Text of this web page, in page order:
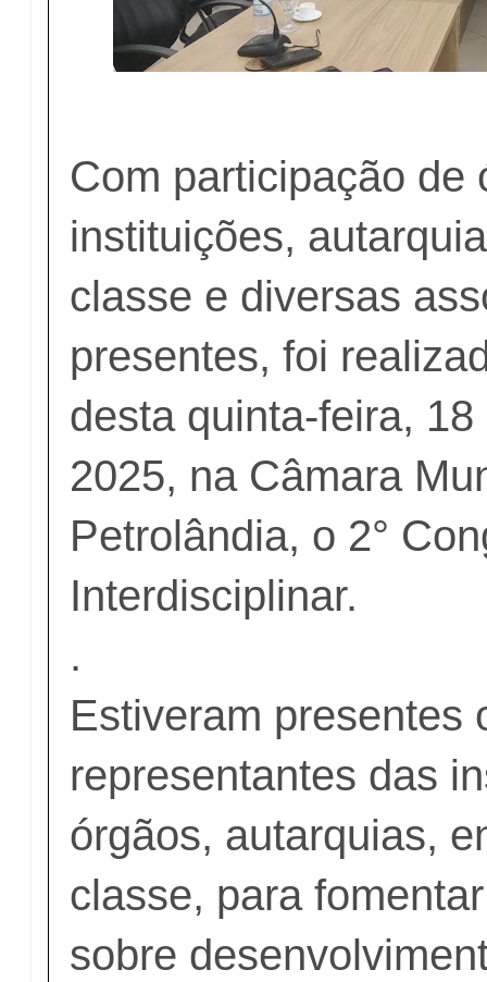
Com participação de
instituições,
classe e diversas
presentes, foi
desta quinta-feira,
2025, na Câmara
Petrolândia, o 2°
Interdisciplinar.
.
Estiveram presentes
representantes das
órgãos, autarquias,
classe, para
sobre